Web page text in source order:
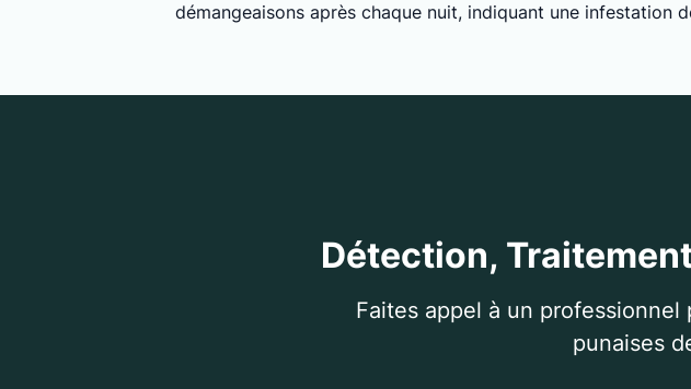
démangeaisons après chaque nuit, indiquant une infestation
Détection,
Faites appel à un
punaises